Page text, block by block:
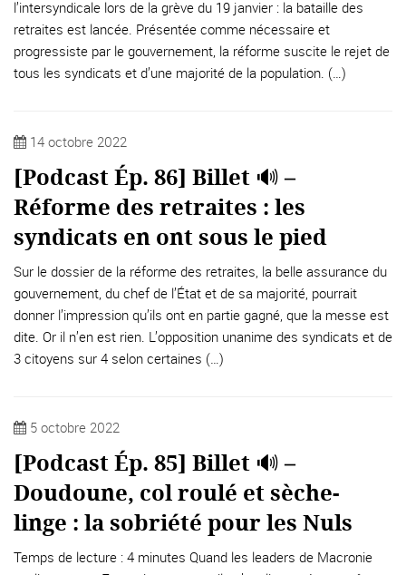
l’intersyndicale lors de la grève du 19 janvier : la bataille des
retraites est lancée. Présentée comme nécessaire et
progressiste par le gouvernement, la réforme suscite le rejet de
tous les syndicats et d’une majorité de la population. (…)
14 octobre 2022
[Podcast Ép. 86] Billet 🔊 –
Réforme des retraites : les
syndicats en ont sous le pied
Sur le dossier de la réforme des retraites, la belle assurance du
gouvernement, du chef de l’État et de sa majorité, pourrait
donner l’impression qu’ils ont en partie gagné, que la messe est
dite. Or il n’en est rien. L’opposition unanime des syndicats et de
3 citoyens sur 4 selon certaines (…)
5 octobre 2022
[Podcast Ép. 85] Billet 🔊 –
Doudoune, col roulé et sèche-
linge : la sobriété pour les Nuls
Temps de lecture : 4 minutes Quand les leaders de Macronie